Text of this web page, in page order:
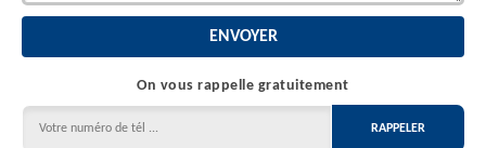
On vous rappelle gratuitement